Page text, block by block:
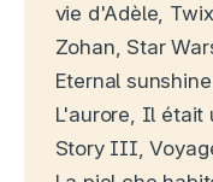
vie d'Adèle,
Zohan, Star
Eternal
L'aurore, Il était
Story III,